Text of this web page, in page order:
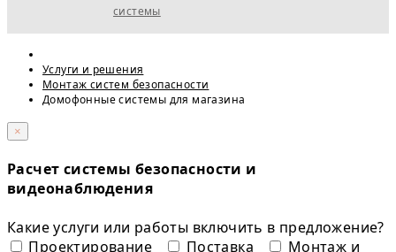
системы
Услуги и решения
Монтаж систем безопасности
Домофонные системы для магазина
×
Расчет системы безопасности и
видеонаблюдения
Какие услуги или работы включить в предложение?
Проектирование
Поставка Монтаж и